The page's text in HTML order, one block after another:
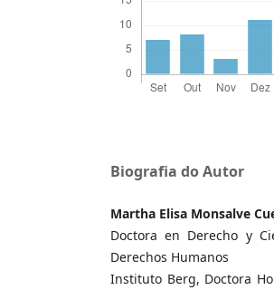
Biografia do Autor
Martha Elisa Monsalve
Doctora en Derecho y
Derechos Humanos
Instituto Berg, Doctora